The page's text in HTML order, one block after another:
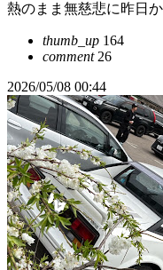
熱のまま無慈悲に昨日
thumb_up 164
comment26
2026/05/08 00:44